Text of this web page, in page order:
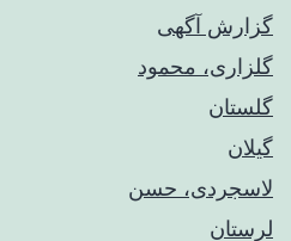
گزارش آگهی
گلزاری، محمود
گلستان
گیلان
لاسجردی، حسن
لرستان